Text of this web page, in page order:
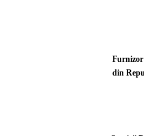
Furnizor
din